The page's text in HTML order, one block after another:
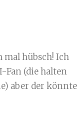
hübsch! Ich
Fan (die halten
aber der könnte